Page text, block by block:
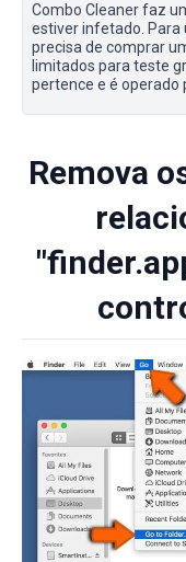
Combo Cleaner faz
estiver infetado. Para
precisa de comprar
limitados para teste
pertence e é operado
Remova